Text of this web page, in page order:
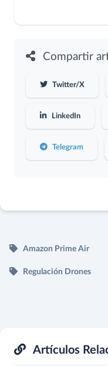
Compartir
Twitter/X
LinkedIn
Telegram
Amazon Prime Air
Regulación Drones
Artículos